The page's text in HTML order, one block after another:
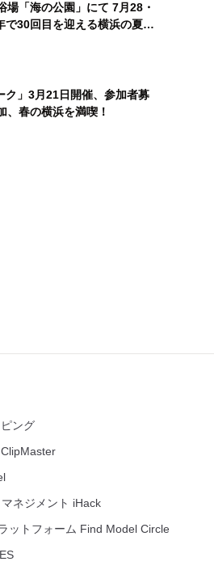
場「海の公園」にて 7月28・
30回目を迎える横浜の夏の
ク」3月21日開催、参加者募
春の横浜を満喫！
ング
ネジメント iHack
ットフォーム Find Model Circle